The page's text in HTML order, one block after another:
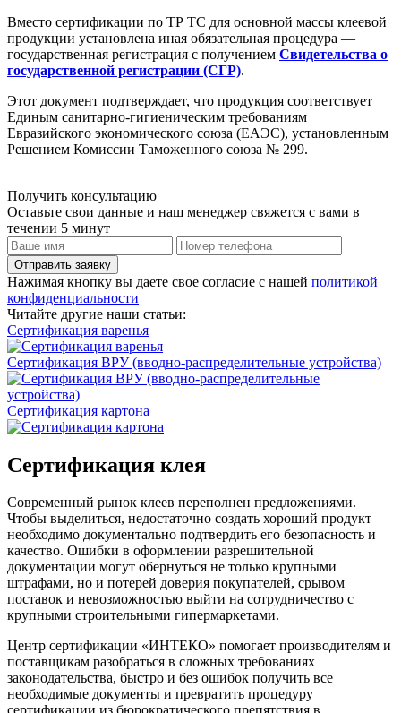
Вместо сертификации по ТР ТС для основной массы клеевой
продукции установлена иная обязательная процедура —
государственная регистрация с получением Свидетельства о
государственной регистрации (СГР).
Этот документ подтверждает, что продукция соответствует
Единым санитарно-гигиеническим требованиям
Евразийского экономического союза (ЕАЭС), установленным
Решением Комиссии Таможенного союза № 299.
Получить консультацию
Оставьте свои данные и наш менеджер свяжется с вами в
течении 5 минут
Отправить заявку
Нажимая кнопку вы даете свое согласие с нашей политикой
конфиденциальности
Читайте другие наши статьи:
Сертификация варенья
Сертификация ВРУ (вводно-распределительные устройства)
Сертификация картона
Сертификация клея
Современный рынок клеев переполнен предложениями.
Чтобы выделиться, недостаточно создать хороший продукт —
необходимо документально подтвердить его безопасность и
качество. Ошибки в оформлении разрешительной
документации могут обернуться не только крупными
штрафами, но и потерей доверия покупателей, срывом
поставок и невозможностью выйти на сотрудничество с
крупными строительными гипермаркетами.
Центр сертификации «ИНТЕКО» помогает производителям и
поставщикам разобраться в сложных требованиях
законодательства, быстро и без ошибок получить все
необходимые документы и превратить процедуру